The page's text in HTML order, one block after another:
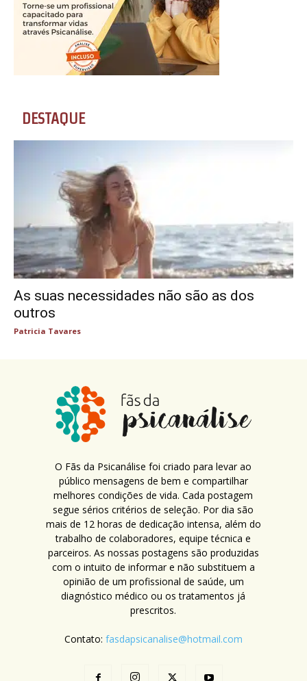
DESTAQUE
As suas necessidades não são as dos
outros
Patricia Tavares
O Fãs da Psicanálise foi criado para levar ao
público mensagens de bem e compartilhar
melhores condições de vida. Cada postagem
segue sérios critérios de seleção. Por dia são
mais de 12 horas de dedicação intensa, além do
trabalho de colaboradores, equipe técnica e
parceiros. As nossas postagens são produzidas
com o intuito de informar e não substituem a
opinião de um profissional de saúde, um
diagnóstico médico ou os tratamentos já
prescritos.
Contato: fasdapsicanalise@hotmail.com